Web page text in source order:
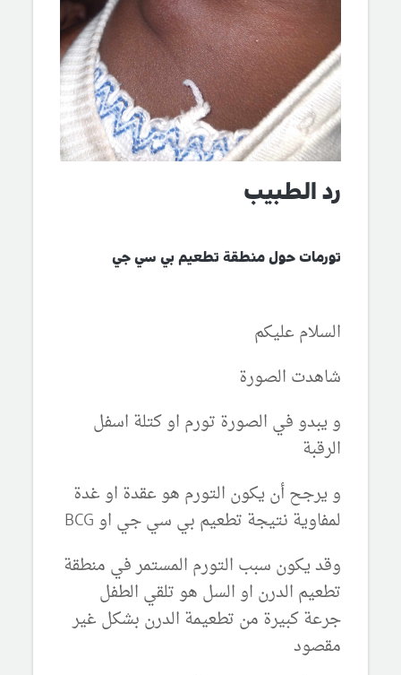
رد الطبيب
تورمات حول منطقة تطعيم بي سي جي
السلام عليكم
شاهدت الصورة
و يبدو في الصورة تورم او كتلة اسفل
الرقبة
و يرجح أن يكون التورم هو عقدة او غدة
لمفاوية نتيجة تطعيم بي سي جي او BCG
وقد يكون سبب التورم المستمر في منطقة
تطعيم الدرن او السل هو تلقي الطفل
جرعة كبيرة من تطعيمة الدرن بشكل غير
مقصود